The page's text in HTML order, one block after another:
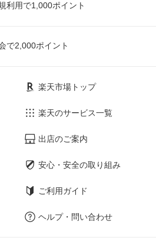
利用で1,000ポイント
で2,000ポイント
楽天市場トップ
楽天のサービス一覧
出店のご案内
安心・安全の取り組み
ご利用ガイド
ヘルプ・問い合わせ